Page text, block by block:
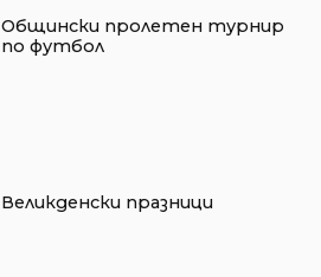
Общински пролетен турнир
по футбол
Великденски празници